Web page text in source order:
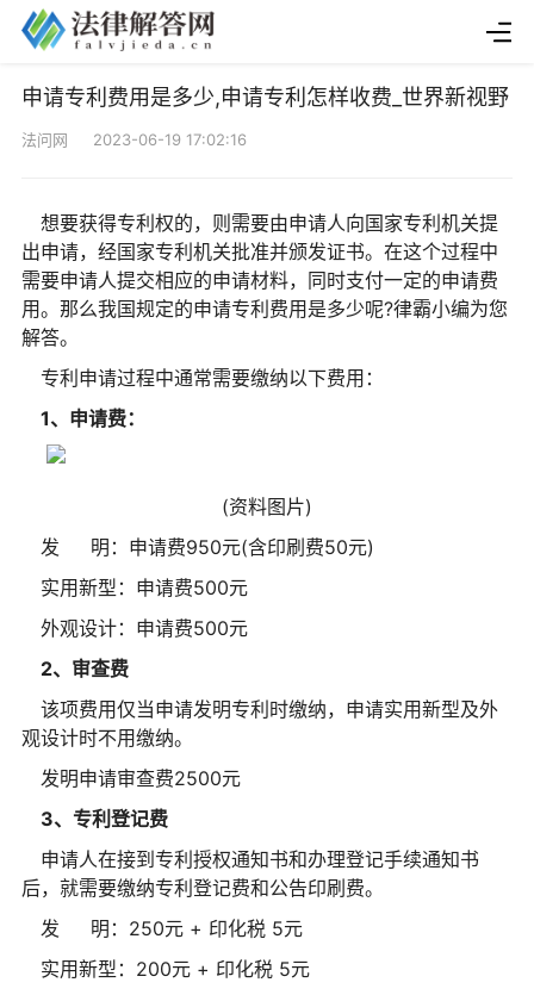
申请专利费用是多少,申请专利怎样收费_世界新视野
法问网 2023-06-19 17:02:16
想要获得专利权的，则需要由申请人向国家专利机关提
出申请，经国家专利机关批准并颁发证书。在这个过程中
需要申请人提交相应的申请材料，同时支付一定的申请费
用。那么我国规定的申请专利费用是多少呢?律霸小编为您
解答。
专利申请过程中通常需要缴纳以下费用：
1、申请费：
(资料图片)
发 明：申请费950元(含印刷费50元)
实用新型：申请费500元
外观设计：申请费500元
2、审查费
该项费用仅当申请发明专利时缴纳，申请实用新型及外
观设计时不用缴纳。
发明申请审查费2500元
3、专利登记费
申请人在接到专利授权通知书和办理登记手续通知书
后，就需要缴纳专利登记费和公告印刷费。
发 明：250元 + 印化税 5元
实用新型：200元 + 印化税 5元